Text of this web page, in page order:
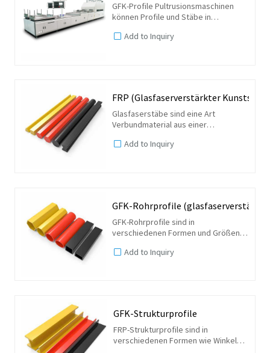
GFK-Profile Pultrusionsmaschinen
können Profile und Stäbe in
aber auch in hohem Maße gestaltbar.
Add to Inquiry
FRP (Glasfaserverstärkter
Glasfaserstäbe sind eine Art
Verbundmaterial aus einer
Es gibt sie in verschiedenen Formen
Add to Inquiry
GFK-Rohrprofile
GFK-Rohrprofile sind in
verschiedenen Formen und Größen
geriffelte, quadratische und
Add to Inquiry
GFK-Strukturprofile
FRP-Strukturprofile sind in
verschiedenen Formen wie Winkeln,